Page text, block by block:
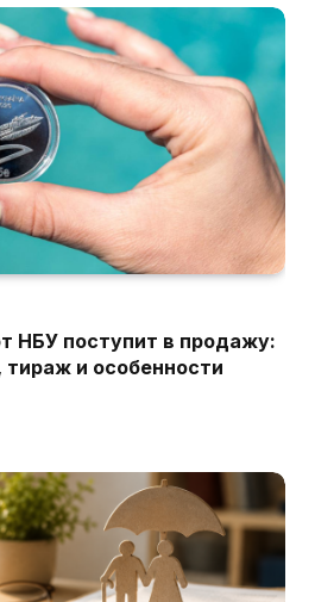
НБУ поступит в продажу:
тираж и особенности